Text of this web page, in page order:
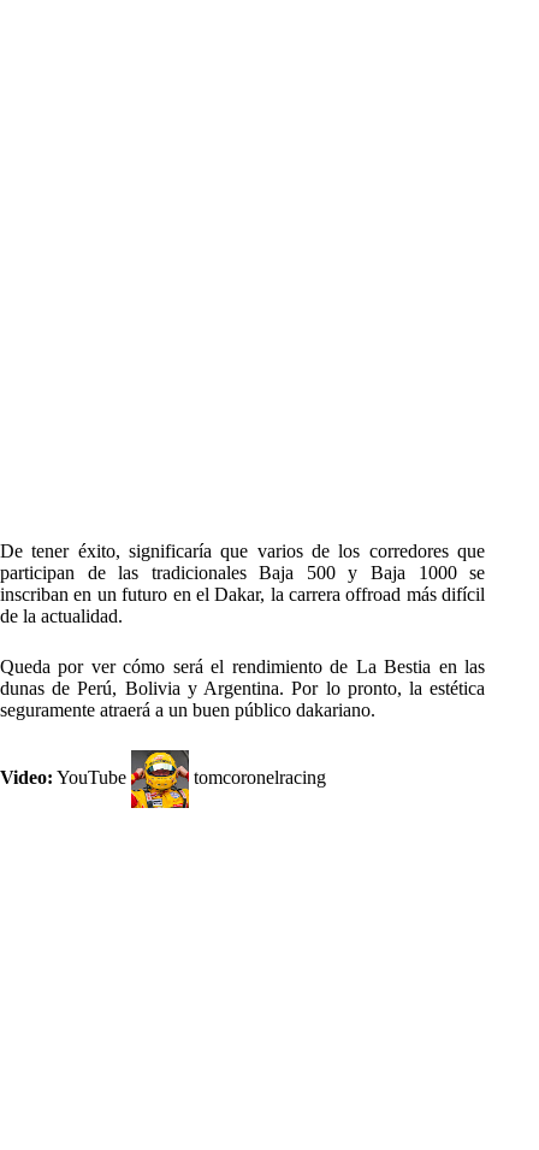
De tener éxito, significaría que varios de los corredores que
participan de las tradicionales Baja 500 y Baja 1000 se
inscriban en un futuro en el Dakar, la carrera offroad más difícil
de la actualidad.
Queda por ver cómo será el rendimiento de La Bestia en las
dunas de Perú, Bolivia y Argentina. Por lo pronto, la estética
seguramente atraerá a un buen público dakariano.
Video: YouTube tomcoronelracing